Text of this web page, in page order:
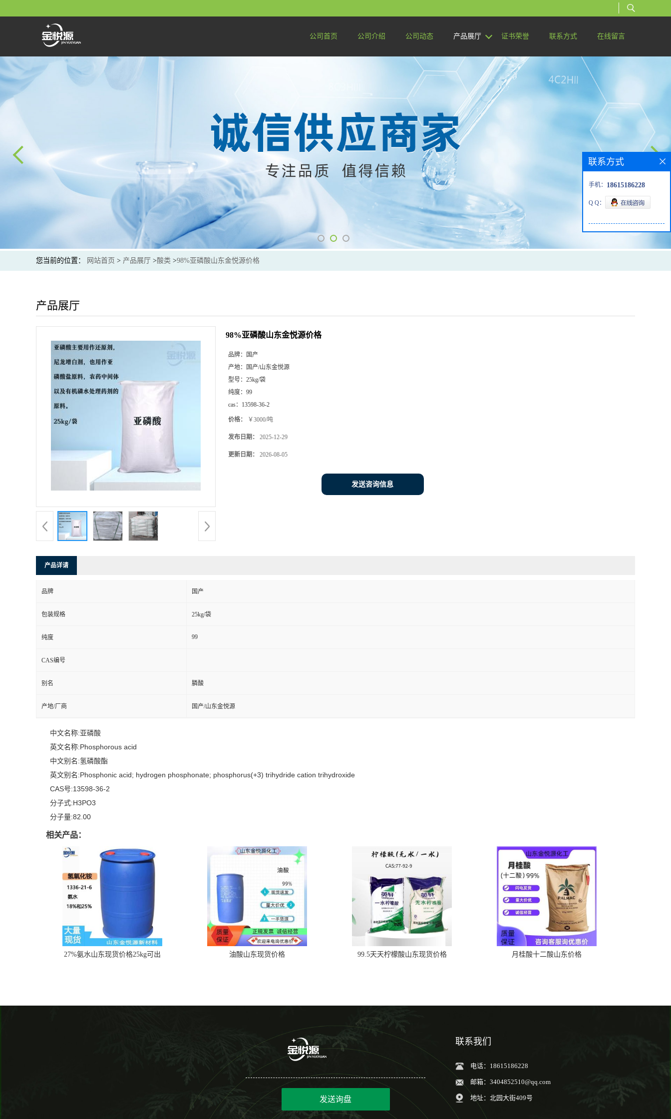
公司首页 公司介绍 公司动态 产品展厅 证书荣誉 联系方式 在线留言
您当前的位置： 网站首页 > 产品展厅 >酸类 >98%亚磷酸山东金悦源价格
产品展厅
98%亚磷酸山东金悦源价格
品牌：
国产
产地：
国产/山东金悦源
型号： 25kg/袋
纯度： 99
cas： 13598-36-2
价格： ￥3000/吨
发布日期： 2025-12-29
更新日期： 2026-08-05
发送咨询信息
产品详请
品牌 国产
包装规格 25kg/袋
纯度 99
CAS编号
别名 膦酸
产地/厂商 国产/山东金悦源
中文名称:亚磷酸
英文名称:Phosphorous acid
中文别名:氢磷酸酯
英文别名:Phosphonic acid; hydrogen phosphonate; phosphorus(+3) trihydride cation trihydroxide
CAS号:13598-36-2
分子式:H3PO3
分子量:82.00
相关产品：
27%氨水山东现货价格25kg可出 油酸山东现货价格 99.5天天柠檬酸山东现货价格 月桂酸十二酸山东价格
联系方式
手机： 18615186228
Q Q：
发送询盘
联系我们
电话：18615186228
邮箱： 3404852510@qq.com
地址：北园大街409号